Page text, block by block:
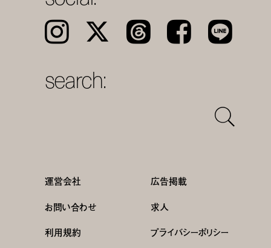
Instagram 𝕏 Threads Facebook LINE
search:
運営会社
広告掲載
お問い合わせ
求人
利用規約 プライバシーポリシー